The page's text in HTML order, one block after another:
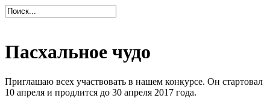
Пасхальное чудо
Приглашаю всех участвовать в нашем конкурсе. Он стартовал
10 апреля и продлится до 30 апреля 2017 года.